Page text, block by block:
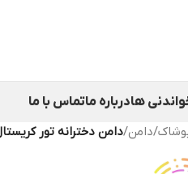
هادرباره ماتماس با ما
/دامن/دامن دخترانه تور